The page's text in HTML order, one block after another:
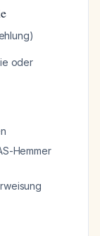
oder
Hemmer